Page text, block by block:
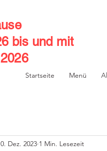
bis und mit
Startseite Menü
Dez. 2023 1 Min. Lesezeit